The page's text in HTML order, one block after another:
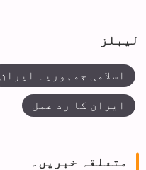
لیبلز
اسلامی جمہوریہ ایران
ایران کا رد عمل
متعلقہ خبریں۔